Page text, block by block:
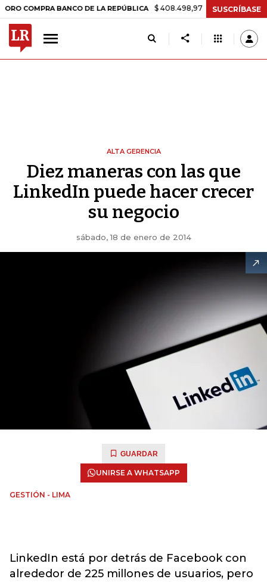
BANCO DE LA REPÚBLICA $ 408.498,97 +$ 8.753,81 +2,19%
SUSCRÍBASE
ALTA GERENCIA
Diez maneras con las que
LinkedIn puede hacer crecer
su negocio
sábado, 18 de enero de 2014
GUARDAR
UNIRSE A WHATSAPP
GESTIÓN - LIMA
LinkedIn está por detrás de Facebook con
alrededor de 225 millones de usuarios, pero